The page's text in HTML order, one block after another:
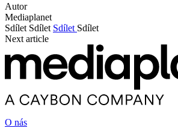
Autor
Mediaplanet
Sdílet Sdílet Sdílet Sdílet
Next article
O nás